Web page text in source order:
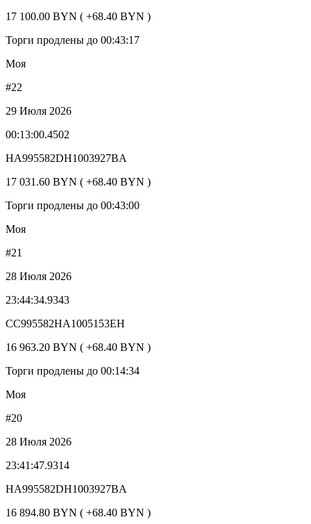
17 100.00 BYN ( +68.40 BYN )
Торги продлены до 00:43:17
Моя
#22
29 Июля 2026
00:13:00.4502
HA995582DH1003927BA
17 031.60 BYN ( +68.40 BYN )
Торги продлены до 00:43:00
Моя
#21
28 Июля 2026
23:44:34.9343
CC995582HA1005153EH
16 963.20 BYN ( +68.40 BYN )
Торги продлены до 00:14:34
Моя
#20
28 Июля 2026
23:41:47.9314
HA995582DH1003927BA
16 894.80 BYN ( +68.40 BYN )